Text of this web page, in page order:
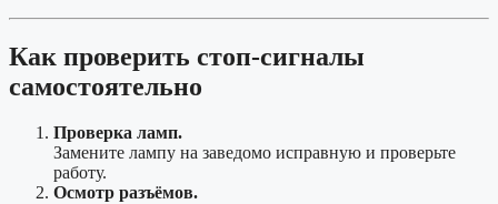
Как проверить стоп-сигналы
самостоятельно
Проверка ламп.
Замените лампу на заведомо исправную и проверьте
работу.
Осмотр разъёмов.